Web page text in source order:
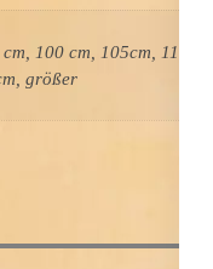
100 cm, 105cm, 110
größer